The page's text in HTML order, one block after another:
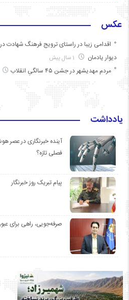
عکس
اقدامی زیبا در راستای ترویج فرهنگ شهادت
دیوار یادمان
مردم مهدیشهر در جشن ۴۵ سالگیِ انقلاب
یادداشت
آینده خبرنگاری در عصر
فصلی تازه؟
پیام تبریک روز خبرنگار
صرفه‌جویی، راهی برای